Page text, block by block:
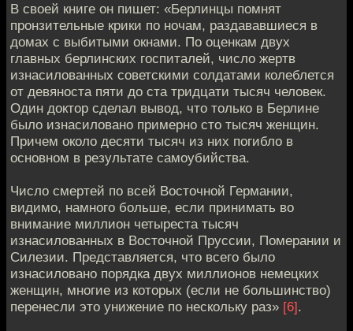
В своей книге он пишет: «Берлинцы помнят
пронзительные крики по ночам, раздававшиеся в
домах с выбитыми окнами. По оценкам двух
главных берлинских госпиталей, число жертв
изнасилованных советскими солдатами колеблется
от девяноста пяти до ста тридцати тысяч человек.
Один доктор сделал вывод, что только в Берлине
было изнасиловано примерно сто тысяч женщин.
Причем около десяти тысяч из них погибло в
основном в результате самоубийства.
Число смертей по всей Восточной Германии,
видимо, намного больше, если принимать во
внимание миллион четыреста тысяч
изнасилованных в Восточной Пруссии, Померании и
Силезии. Представляется, что всего было
изнасиловано порядка двух миллионов немецких
женщин, многие из которых (если не большинство)
перенесли это унижение по нескольку раз» [6].